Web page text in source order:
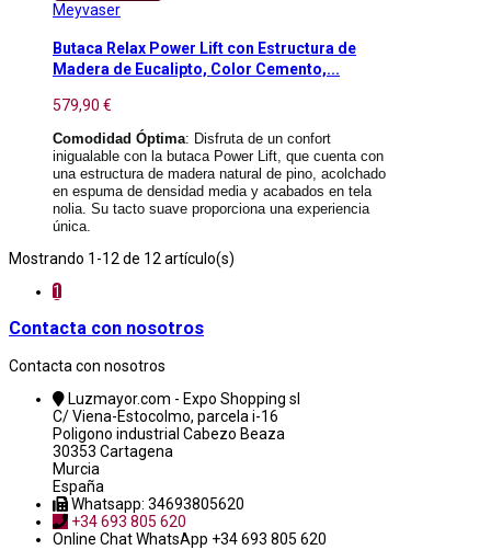
Meyvaser
Butaca Relax Power Lift con Estructura de
Madera de Eucalipto, Color Cemento,...
579,90 €
Comodidad Óptima: Disfruta de un confort
inigualable con la butaca Power Lift, que cuenta con
una estructura de madera natural de pino, acolchado
en espuma de densidad media y acabados en tela
nolia. Su tacto suave proporciona una experiencia
única.
Mostrando 1-12 de 12 artículo(s)
1
Contacta con nosotros
Contacta con nosotros
Luzmayor.com - Expo Shopping sl
C/ Viena-Estocolmo, parcela i-16
Poligono industrial Cabezo Beaza
30353 Cartagena
Murcia
España
Whatsapp: 34693805620
+34 693 805 620
Online ChatWhatsApp +34 693 805 620